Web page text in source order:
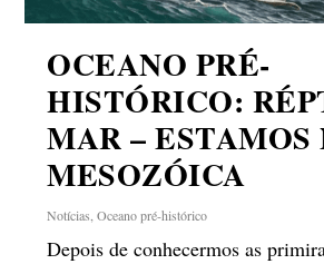
OCEANO PRÉ-
HISTÓRICO:
MAR – ESTAMOS
MESOZÓICA
Notícias ,Oceano pré-histórico
Depois de conhecermos as